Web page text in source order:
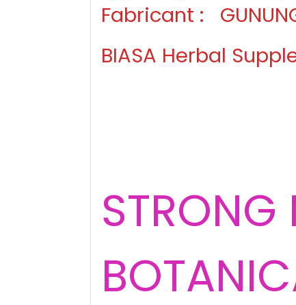
Fabricant :
BIASA Herbal